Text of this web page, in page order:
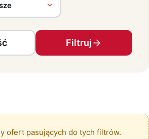
Filtruj
ofert pasujących do tych filtrów.